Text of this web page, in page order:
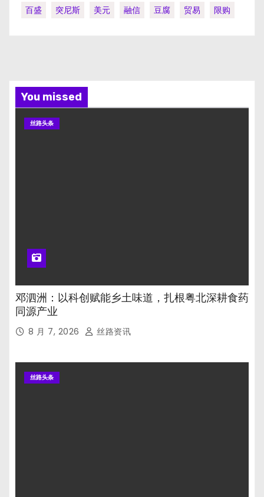
百盛
突尼斯 美元 融信 豆腐 贸易 限购
You missed
丝路头条
邓泗洲：以科创赋能乡土味道，扎根粤北深耕食药
同源产业
8 月 7, 2026 丝路资讯
丝路头条